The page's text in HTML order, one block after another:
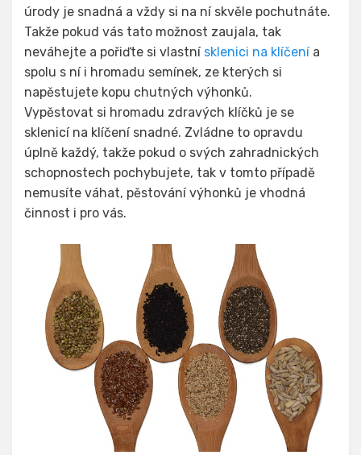
úrody je snadná a vždy si na ní skvěle pochutnáte.
Takže pokud vás tato možnost zaujala, tak
neváhejte a pořiďte si vlastní sklenici na klíčenía
spolu s ní i hromadu semínek, ze kterých si
napěstujete kopu chutných výhonků.
Vypěstovat si hromadu zdravých klíčků je se
sklenicí na klíčení snadné. Zvládne to opravdu
úplně každý, takže pokud o svých zahradnických
schopnostech pochybujete, tak v tomto případě
nemusíte váhat, pěstování výhonků je vhodná
činnost i pro vás.